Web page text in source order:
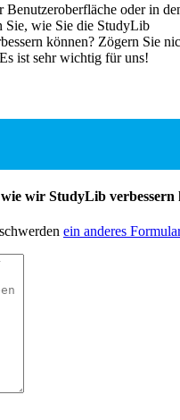
Benutzeroberfläche oder in
Sie, wie Sie die StudyLib
können? Zögern Sie
ist sehr wichtig für uns!
wie wir StudyLib verbessern
ein anderes